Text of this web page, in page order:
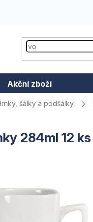
Akční zboží
šálky a podšálky
284ml 12 ks